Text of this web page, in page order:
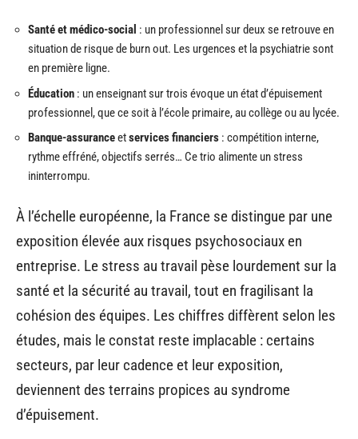
Santé et médico-social : un professionnel sur deux se retrouve en
situation de risque de burn out. Les urgences et la psychiatrie sont
en première ligne.
Éducation : un enseignant sur trois évoque un état d’épuisement
professionnel, que ce soit à l’école primaire, au collège ou au lycée.
Banque-assuranceetservices financiers : compétition interne,
rythme effréné, objectifs serrés… Ce trio alimente un stress
ininterrompu.
À l’échelle européenne, la France se distingue par une
exposition élevée aux risques psychosociaux en
entreprise. Le stress au travail pèse lourdement sur la
santé et la sécurité au travail, tout en fragilisant la
cohésion des équipes. Les chiffres diffèrent selon les
études, mais le constat reste implacable : certains
secteurs, par leur cadence et leur exposition,
deviennent des terrains propices au syndrome
d’épuisement.